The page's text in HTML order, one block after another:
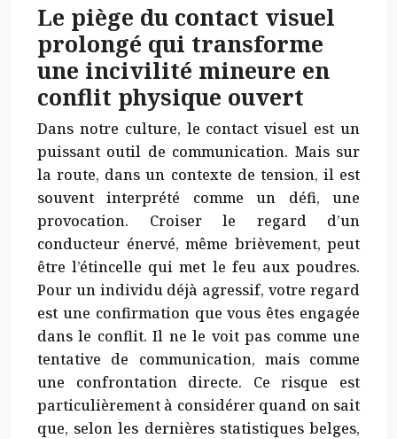
Le piège du contact visuel
prolongé qui transforme
une incivilité mineure en
conflit physique ouvert
Dans notre culture, le contact visuel est un
puissant outil de communication. Mais sur
la route, dans un contexte de tension, il est
souvent interprété comme un défi, une
provocation. Croiser le regard d’un
conducteur énervé, même brièvement, peut
être l’étincelle qui met le feu aux poudres.
Pour un individu déjà agressif, votre regard
est une confirmation que vous êtes engagée
dans le conflit. Il ne le voit pas comme une
tentative de communication, mais comme
une confrontation directe. Ce risque est
particulièrement à considérer quand on sait
que, selon les dernières statistiques belges,